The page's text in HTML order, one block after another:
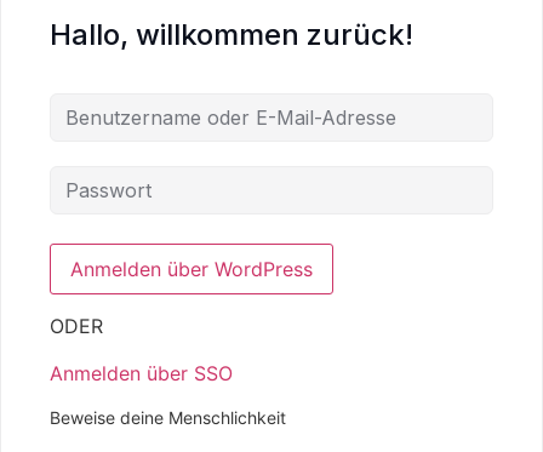
Hallo, willkommen zurück!
ODER
Anmelden über SSO
Beweise deine Menschlichkeit